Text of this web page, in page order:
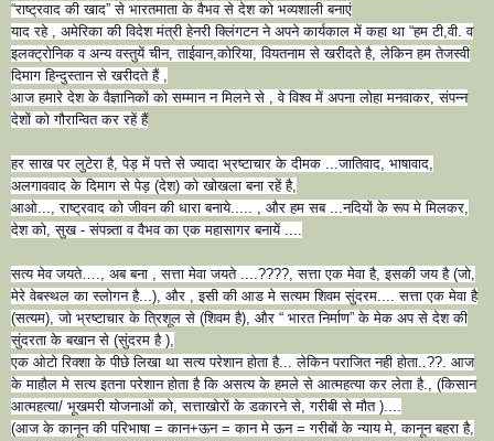
“राष्ट्रवाद की खाद” से भारतमाता के वैभव से देश को भव्यशाली बनाएं
याद रहे , अमेरिका की विदेश मंत्री हेनरी क्लिंगटन ने अपने कार्यकाल में कहा था “हम टी,वी. व
इलक्ट्रोनिक व अन्य वस्तुयें चीन, ताईवान,कोरिया, वियतनाम से खरीदते है, लेकिन हम तेजस्वी
दिमाग हिन्दुस्तान से खरीदते हैं ,
आज हमारे देश के वैज्ञानिकों को सम्मान न मिलने से , वे विश्व में अपना लोहा मनवाकर, संपन्न
देशों को गौरान्वित कर रहें हैं
हर साख पर लुटेरा है, पेड़ में पत्ते से ज्यादा भ्रष्टाचार के दीमक ...जातिवाद, भाषावाद,
अलगाववाद के दिमाग से पेड़ (देश) को खोखला बना रहें है,
आओ..., राष्ट्रवाद को जीवन की धारा बनाये..... , और हम सब ...नदियों के रूप मे मिलकर,
देश को, सुख - संपन्न्ता व वैभव का एक महासागर बनायें ....
सत्य मेव जयते…., अब बना , सत्ता मेवा जयते ....????, सत्ता एक मेवा है, इसकी जय है (जो,
मेरे वेबस्थल का स्लोगन है...), और , इसी की आड मे सत्यम शिवम सुंदरम.... सत्ता एक मेवा है
(सत्यम), जो भ्रष्टाचार के त्रिशूल से (शिवम है), और “ भारत निर्माण” के मेक अप से देश की
सुंदरता के बखान से (सुंदरम है ),
एक ओटो रिक्शा के पीछे लिखा था सत्य परेशान होता है... लेकिन पराजित नही होता..??. आज
के माहौल मे सत्य इतना परेशान होता है कि असत्य के हमले से आत्महत्या कर लेता है., (किसान
आत्महत्या/ भूखमरी योजनाओं को, सत्ताखोरों के डकारने से, गरीबी से मौत )....
(आज के कानून की परिभाषा = कान+ऊन = कान मे ऊन = गरीबों के न्याय मे, कानून बहरा है,